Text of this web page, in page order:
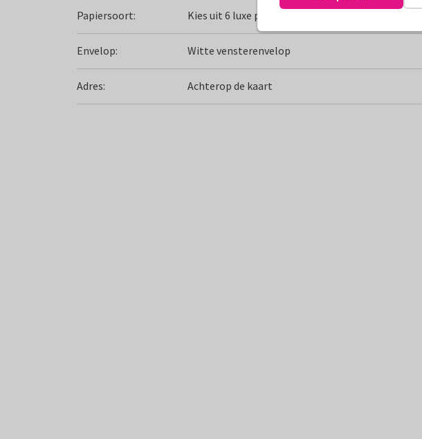
Papiersoort: Kies uit 6 luxe papiersoorten
Envelop: Witte vensterenvelop
Adres: Achterop de kaart